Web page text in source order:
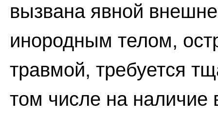
вызвана явной
инородным телом,
травмой, требуется
том числе на наличие